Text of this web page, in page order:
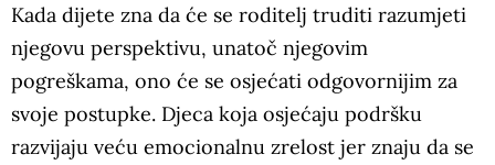
Kada dijete zna da će se roditelj truditi razumjeti
njegovu perspektivu, unatoč njegovim
pogreškama, ono će se osjećati odgovornijim za
svoje postupke. Djeca koja osjećaju podršku
razvijaju veću emocionalnu zrelost jer znaju da se